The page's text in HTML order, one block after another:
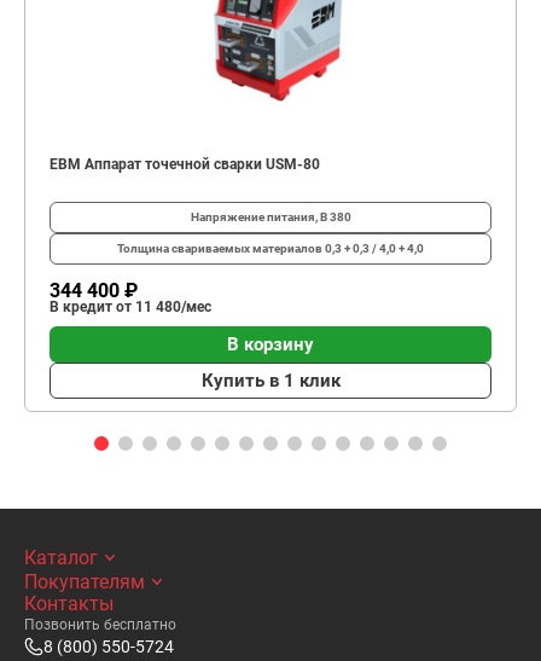
ЕВМ Аппарат точечной сварки USM-80
Напряжение питания, В380
Толщина свариваемых материалов0,3 + 0,3 / 4,0 + 4,0
344 400 ₽
В кредит от 11 480/мес
В корзину
Купить в 1 клик
Каталог
Покупателям
Контакты
Позвонить бесплатно
8 (800) 550-5724